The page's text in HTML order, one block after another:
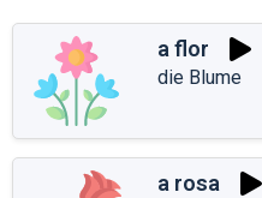
a flor
die Blume
a rosa